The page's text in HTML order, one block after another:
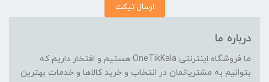
ارسال تیکت
درباره ما
ما فروشگاه اینترنتی OneTikKala هستیم و افتخار داریم که
بتوانیم به مشتریانمان در انتخاب و خرید کالاها و خدمات بهترین